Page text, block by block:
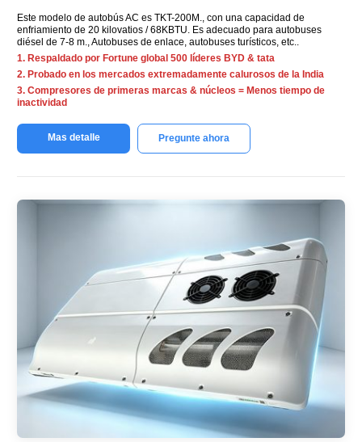
Este modelo de autobús AC es TKT-200M., con una capacidad de
enfriamiento de 20 kilovatios / 68KBTU. Es adecuado para autobuses
diésel de 7-8 m., Autobuses de enlace, autobuses turísticos, etc..
1. Respaldado por Fortune global 500 líderes BYD & tata
2. Probado en los mercados extremadamente calurosos de la India
3. Compresores de primeras marcas & núcleos = Menos tiempo de
inactividad
Mas detalle Pregunte ahora